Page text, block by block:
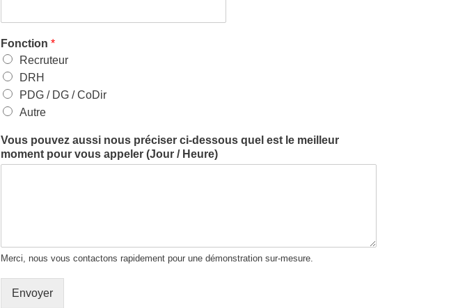
Fonction *
Recruteur
DRH
PDG / DG / CoDir
Autre
Vous pouvez aussi nous préciser ci-dessous quel est le meilleur
moment pour vous appeler (Jour / Heure)
Merci, nous vous contactons rapidement pour une démonstration sur-mesure.
Envoyer